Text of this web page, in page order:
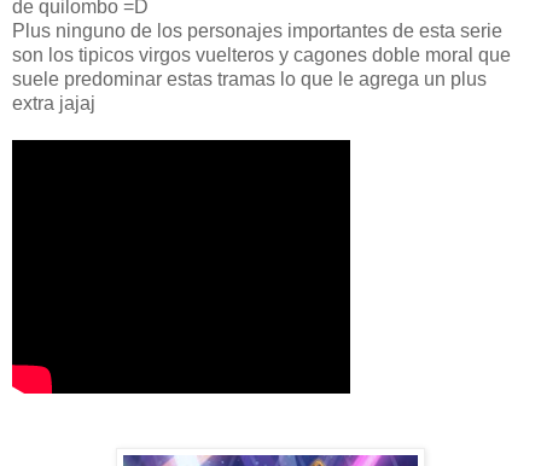
de quilombo =D
Plus ninguno de los personajes importantes de esta serie
son los tipicos virgos vuelteros y cagones doble moral que
suele predominar estas tramas lo que le agrega un plus
extra jajaj